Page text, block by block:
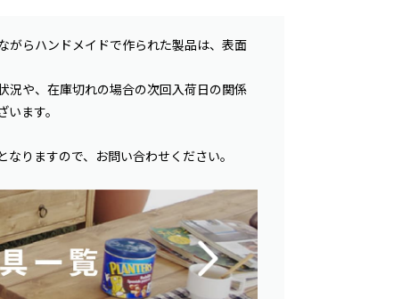
がらハンドメイドで作られた製品は、表面
況や、在庫切れの場合の次回入荷日の関係
ます。
りますので、お問い合わせください。